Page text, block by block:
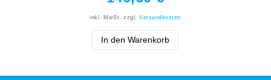
inkl. MwSt. zzgl.Versandkosten
In den Warenkorb